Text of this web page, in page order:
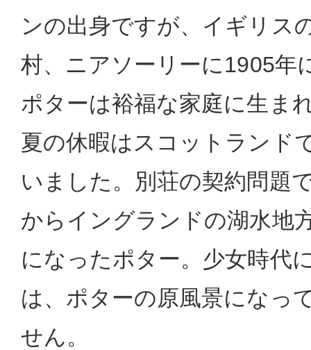
ンの出身ですが、イギリス
村、ニアソーリーに1905年
ポターは裕福な家庭に生ま
夏の休暇はスコットランド
いました。別荘の契約問題
からイングランドの湖水地
になったポター。少女時代
は、ポターの原風景になっ
せん。